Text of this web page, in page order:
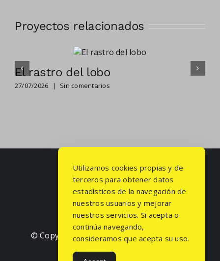
Proyectos relacionados
El rastro del lobo
27/07/2026 | Sin comentarios
© Copyright2026 | Todos los derechos
Utilizamos cookies propias y de
terceros para obtener datos
estadísticos de la navegación de
nuestros usuarios y mejorar
nuestros servicios. Si acepta o
continúa navegando,
consideramos que acepta su uso.